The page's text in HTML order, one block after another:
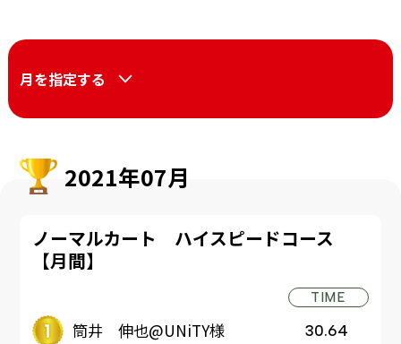
月を指定する
2021年07月
ノーマルカート ハイスピードコース
【月間】
TIME
筒井 伸也@UNiTY様 30.64